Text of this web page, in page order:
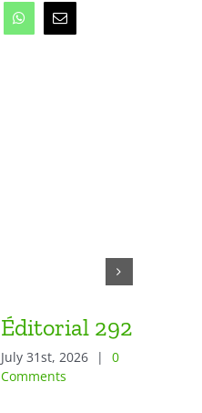
WhatsAppEmail
Éditorial 292
July 31st, 2026 |
0
Comments